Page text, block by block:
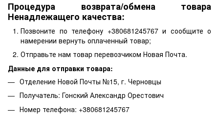
Процедура возврата/обмена товара
Ненадлежащего качества:
Позвоните по телефону +380681245767 и сообщите о
намерении вернуть оплаченный товар;
Отправьте нам товар перевозчиком Новая Почта.
Данные для отправки товара:
Отделение Новой Почты №15, г. Черновцы
Получатель: Гонский Александр Орестович
Номер телефона: +380681245767